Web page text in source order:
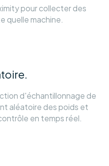
pour collecter des
quelle machine.
d'échantillonnage de
aléatoire des poids et
en temps réel.